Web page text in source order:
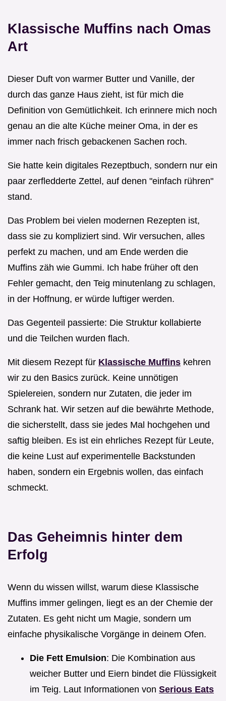
Klassische Muffins nach Omas
Art
Dieser Duft von warmer Butter und Vanille, der
durch das ganze Haus zieht, ist für mich die
Definition von Gemütlichkeit. Ich erinnere mich noch
genau an die alte Küche meiner Oma, in der es
immer nach frisch gebackenen Sachen roch.
Sie hatte kein digitales Rezeptbuch, sondern nur ein
paar zerfledderte Zettel, auf denen "einfach rühren"
stand.
Das Problem bei vielen modernen Rezepten ist,
dass sie zu kompliziert sind. Wir versuchen, alles
perfekt zu machen, und am Ende werden die
Muffins zäh wie Gummi. Ich habe früher oft den
Fehler gemacht, den Teig minutenlang zu schlagen,
in der Hoffnung, er würde luftiger werden.
Das Gegenteil passierte: Die Struktur kollabierte
und die Teilchen wurden flach.
Mit diesem Rezept für Klassische Muffins kehren
wir zu den Basics zurück. Keine unnötigen
Spielereien, sondern nur Zutaten, die jeder im
Schrank hat. Wir setzen auf die bewährte Methode,
die sicherstellt, dass sie jedes Mal hochgehen und
saftig bleiben. Es ist ein ehrliches Rezept für Leute,
die keine Lust auf experimentelle Backstunden
haben, sondern ein Ergebnis wollen, das einfach
schmeckt.
Das Geheimnis hinter dem
Erfolg
Wenn du wissen willst, warum diese Klassische
Muffins immer gelingen, liegt es an der Chemie der
Zutaten. Es geht nicht um Magie, sondern um
einfache physikalische Vorgänge in deinem Ofen.
Die Fett Emulsion: Die Kombination aus
weicher Butter und Eiern bindet die Flüssigkeit
im Teig. Laut Informationen von Serious Eats